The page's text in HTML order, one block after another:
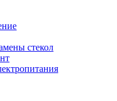
стекол